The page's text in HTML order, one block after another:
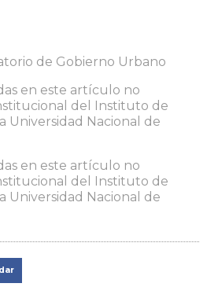
de Gobierno Urbano
en este artículo no
del Instituto de
Universidad Nacional de
en este artículo no
del Instituto de
Universidad Nacional de